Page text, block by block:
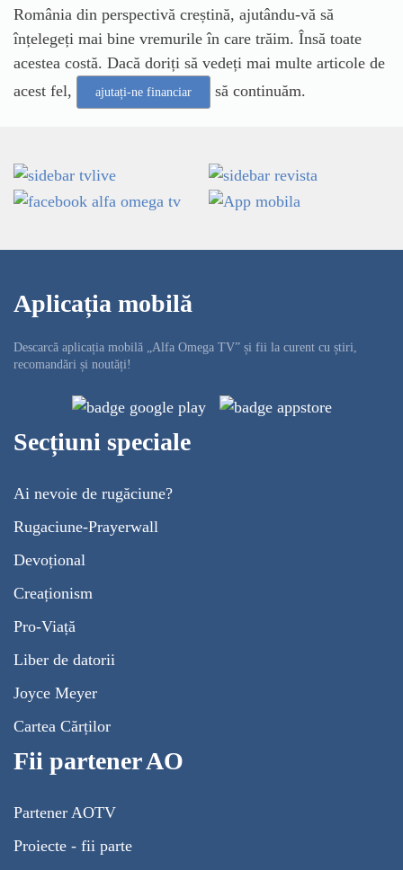
România din perspectivă creștină, ajutându-vă să
înțelegeți mai bine vremurile în care trăim. Însă toate
acestea costă. Dacă doriți să vedeți mai multe articole de
acest fel,
ajutați-ne financiar să continuăm.
Aplicația mobilă
Descarcă aplicația mobilă „Alfa Omega TV” și fii la curent cu știri,
recomandări și noutăți!
Secțiuni speciale
Ai nevoie de rugăciune?
Rugaciune-Prayerwall
Devoțional
Creaționism
Pro-Viață
Liber de datorii
Joyce Meyer
Cartea Cărților
Fii partener AO
Partener AOTV
Proiecte - fii parte